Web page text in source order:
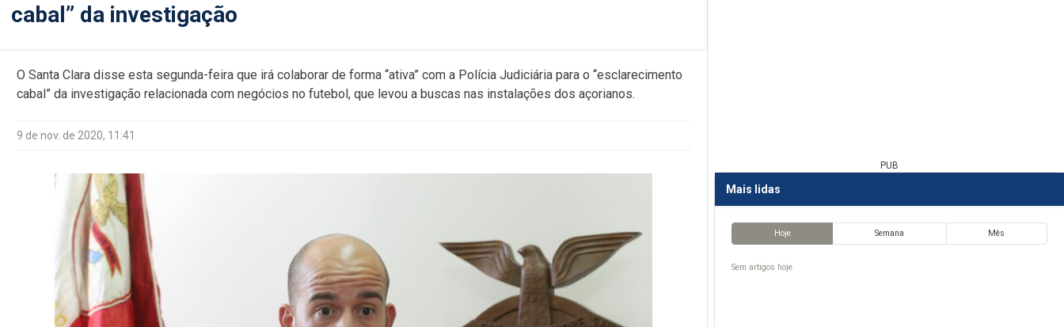
cabal” da investigação
O Santa Clara disse esta segunda-feira que irá colaborar de forma “ativa” com a Polícia Judiciária para o “esclarecimento
cabal” da investigação relacionada com negócios no futebol, que levou a buscas nas instalações dos açorianos.
9 de nov. de 2020, 11:41
PUB
Mais lidas
Hoje Semana Mês
Sem artigos hoje.